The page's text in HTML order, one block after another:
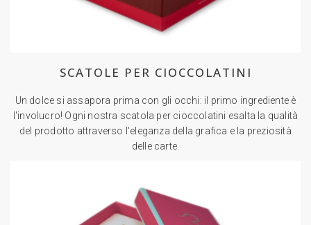
SCATOLE PER CIOCCOLATINI
Un dolce si assapora prima con gli occhi: il primo ingrediente è
l'involucro! Ogni nostra scatola per cioccolatini esalta la qualità
del prodotto attraverso l'eleganza della grafica e la preziosità
delle carte.